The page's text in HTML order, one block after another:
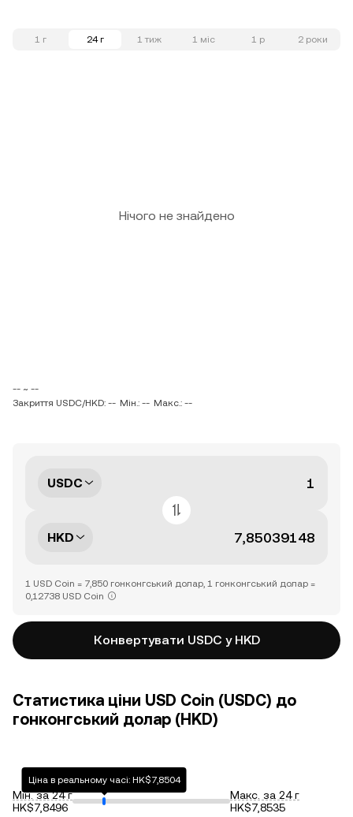
1 г 24 г 1 тиж 1 міс 1 р 2 роки
Нічого не знайдено
-- ~ --
Закриття USDC/HKD: -- Мін.: -- Макс.: --
USDC
HKD
1 USD Coin = 7,850 гонконгський долар, 1 гонконгський долар =
0,12738 USD Coin
Конвертувати USDC у HKD
Статистика ціни USD Coin (USDC) до
гонконгський долар (HKD)
Мін. за 24 г
HK$7,8496
Ціна в реальному часі: HK$7,8504
Макс. за 24 г
HK$7,8535